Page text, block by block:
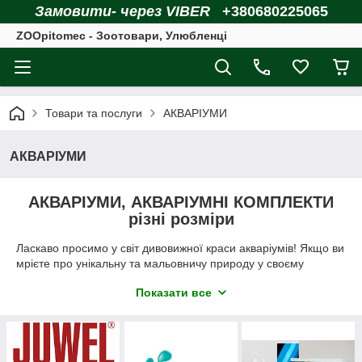
Замовити- через VIBER +380680225065
ZOOpitomec - Зоотовари, Улюбленці
Товари та послуги АКВАРІУМИ
АКВАРІУМИ
АКВАРІУМИ, АКВАРІУМНІ КОМПЛЕКТИ
різні розміри
Ласкаво просимо у світ дивовижної краси акваріумів! Якщо ви
мрієте про унікальну та мальовничу природу у своєму
інтернет-магазин Зоопитомець пропонує широкий вибір
середовище для ваших водних мешканців.
Ми розуміємо, що кожен клієнт має свої переваги та потреби.
Показати все